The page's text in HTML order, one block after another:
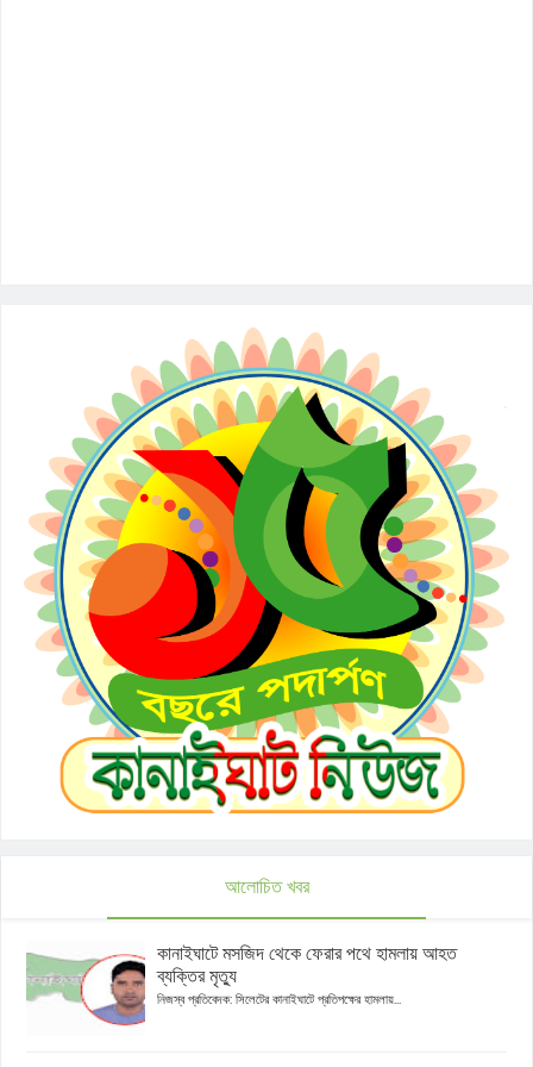
আলোচিত খবর
কানাইঘাটে মসজিদ থেকে ফেরার পথে হামলায় আহত
ব্যক্তির মৃত্যু
নিজস্ব প্রতিবেদক: সিলেটের কানাইঘাটে প্রতিপক্ষের হামলায়...